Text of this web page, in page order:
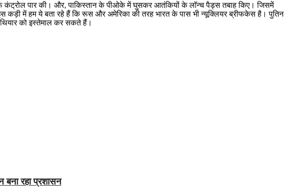
कंट्रोल पार की। और, पाकिस्तान के पीओके में घुसकर आतंकियों के लॉन्च पैड्स तबाह किए। जिसमें
कड़ी में हम ये बता रहे हैं कि रूस और अमेरिका की तरह भारत के पास भी न्यूक्लियर ब्रीफकेस है। पुतिन
को इस्तेमाल कर सकते हैं।
बना रहा प्रशासन